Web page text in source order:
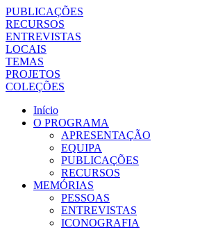
PUBLICAÇÕES
RECURSOS
ENTREVISTAS
LOCAIS
TEMAS
PROJETOS
COLEÇÕES
Início
O PROGRAMA
APRESENTAÇÃO
EQUIPA
PUBLICAÇÕES
RECURSOS
MEMÓRIAS
PESSOAS
ENTREVISTAS
ICONOGRAFIA